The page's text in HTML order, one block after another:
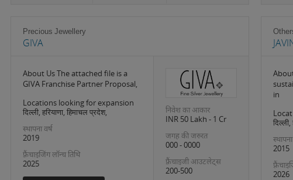
Precious Jewellery
GIVA
About Us The attached file is a
GIVA Franchise Partner Proposal,
Locations looking for expansion
दिल्ली, हरियाणा, हिमाचल प्रदेश,
स्थापना वर्ष
2019
फ़्रैंचाइजिंग लॉन्च तिथि
2025
निवेश का आकार
INR 50 Lakh - 1 Cr
जगह की जरुरत
000 - 0000
फ़्रैंचाइजी आउटलेट्स
200-500
in
2015
2026